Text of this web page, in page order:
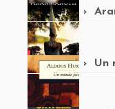
Un